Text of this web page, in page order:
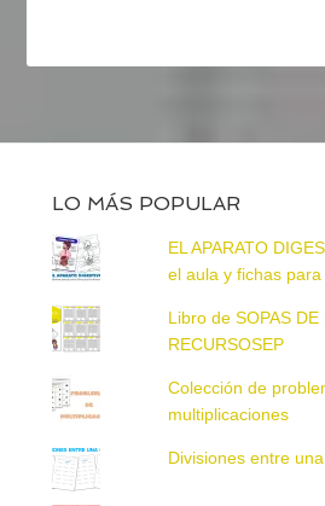
LO MÁS POPULAR
EL APARATO
el aula y fichas
Libro de SOPAS DE
RECURSOSEP
Colección de
multiplicaciones
Divisiones entre